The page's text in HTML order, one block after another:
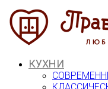
Перейти
содержимому
КУХНИ